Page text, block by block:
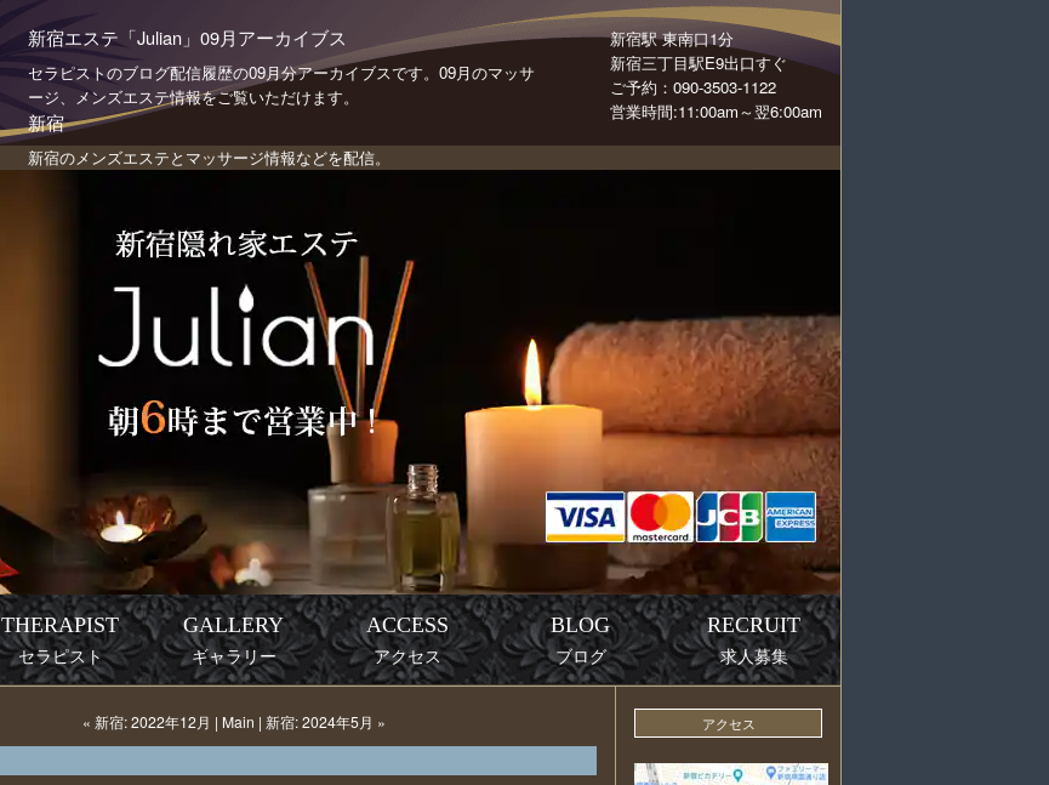
新宿エステ「Julian」09月アーカイブス
セラピストのブログ配信履歴の09月分アーカイブスです。09月のマッサ
ージ、メンズエステ情報をご覧いただけます。
新宿
新宿のメンズエステとマッサージ情報などを配信。
新宿駅 東南口1分
新宿三丁目駅E9出口すぐ
ご予約：090-3503-1122
営業時間:11:00am～翌6:00am
THERAPIST
セラピスト
GALLERY
ギャラリー
ACCESS
アクセス
BLOG
ブログ
RECRUIT
求人募集
« 新宿: 2022年12月 | Main | 新宿: 2024年5月 » アクセス